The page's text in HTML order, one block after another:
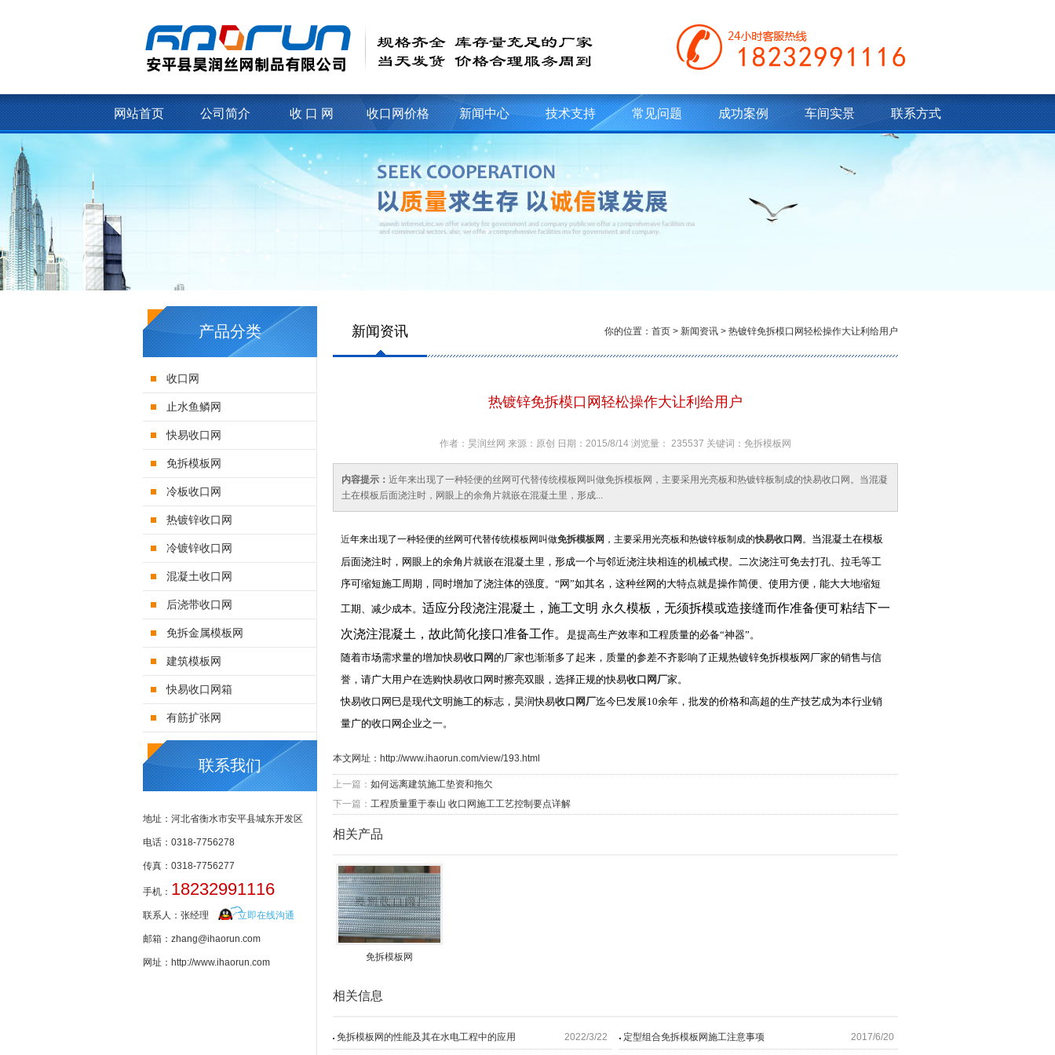
网站首页 公司简介 收 口 网 收口网价格 新闻中心 技术支持 常见问题 成功案例 车间实景 联系方式
产品分类
收口网
止水鱼鳞网
快易收口网
免拆模板网
冷板收口网
热镀锌收口网
冷镀锌收口网
混凝土收口网
后浇带收口网
免拆金属模板网
建筑模板网
快易收口网箱
有筋扩张网
联系我们
地址：河北省衡水市安平县城东开发区
电话：0318-7756278
传真：0318-7756277
手机： 18232991116
联系人：张经理 立即在线沟通
邮箱：zhang@ihaorun.com
网址：http://www.ihaorun.com
新闻资讯 你的位置： 首页 > 新闻资讯 > 热镀锌免拆模口网轻松操作大让利给用户
热镀锌免拆模口网轻松操作大让利给用户
作者：昊润丝网 来源：原创 日期：2015/8/14 浏览量： 235537 关键词：免拆模板网
内容提示： 近年来出现了一种轻便的丝网可代替传统模板网叫做免拆模板网，主要采用光亮板和热镀锌板制成的快易收口网。当混凝
土在模板后面浇注时，网眼上的余角片就嵌在混凝土里，形成...
近年来出现了一种轻便的丝网可代替传统模板网叫做免拆模板网 ，主要采用光亮板和热镀锌板制成的快易收口网。 当混凝土在模板
后面浇注时，网眼上的余角片就嵌在混凝土里，形成一个与邻近浇注块相连的机械式楔。二次浇注可免去打孔、拉毛等工
序可缩短施工周期，同时增加了浇注体的强度。“网”如其名，这种丝网的大特点就是操作简便、使用方便，能大大地缩短
工期、减少成本。 适应分段浇注混凝土，施工文明 永久模板，无须拆模或造接缝而作准备便可粘结下一
次浇注混凝土，故此简化接口准备工作。 是提高生产效率和工程质量的必备“神器”。
随着市场需求量的增加快易收口网的厂家也渐渐多了起来，质量的参差不齐影响了正规热镀锌免拆模板网厂家的销售与信
誉，请广大用户在选购快易收口网时擦亮双眼，选择正规的快易收口网厂家。
快易收口网巳是现代文明施工的标志，昊润快易收口网厂迄今巳发展10余年，批发的价格和高超的生产技艺成为本行业销
量广的收口网企业之一。
本文网址： http://www.ihaorun.com/view/193.html
上一篇： 如何远离建筑施工垫资和拖欠
下一篇： 工程质量重于泰山 收口网施工工艺控制要点详解
相关产品
免拆模板网
相关信息
2022/3/22
免拆模板网的性能及其在水电工程中的应用 2017/6/20
定型组合免拆模板网施工注意事项